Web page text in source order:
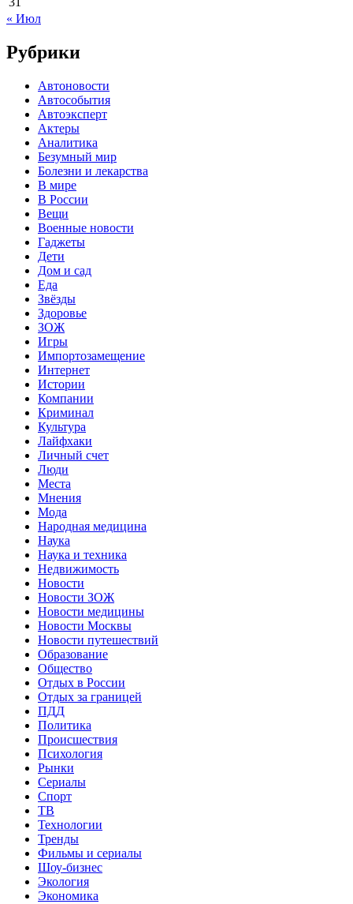
« Июл
Рубрики
Автоновости
Автособытия
Автоэксперт
Актеры
Аналитика
Безумный мир
Болезни и лекарства
В мире
В России
Вещи
Военные новости
Гаджеты
Дети
Дом и сад
Еда
Звёзды
Здоровье
ЗОЖ
Игры
Импортозамещение
Интернет
Истории
Компании
Криминал
Культура
Лайфхаки
Личный счет
Люди
Места
Мнения
Мода
Народная медицина
Наука
Наука и техника
Недвижимость
Новости
Новости ЗОЖ
Новости медицины
Новости Москвы
Новости путешествий
Образование
Общество
Отдых в России
Отдых за границей
ПДД
Политика
Происшествия
Психология
Рынки
Сериалы
Спорт
ТВ
Технологии
Тренды
Фильмы и сериалы
Шоу-бизнес
Экология
Экономика